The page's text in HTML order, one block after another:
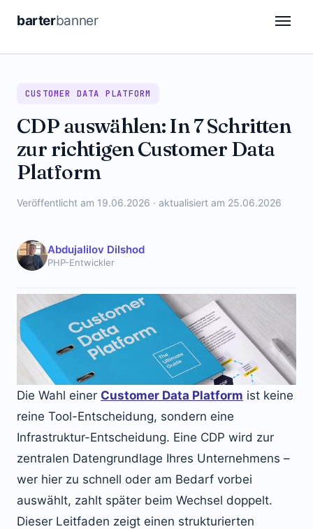
barterbanner
DSP
Attribution
Automation
Retail Media
DE
CUSTOMER DATA PLATFORM
CDP auswählen: In 7 Schritten
zur richtigen Customer Data
Platform
Veröffentlicht am 19.06.2026 · aktualisiert am 25.06.2026
Abdujalilov Dilshod
PHP-Entwickler
Die Wahl einer Customer Data Platform ist keine
reine Tool-Entscheidung, sondern eine
Infrastruktur-Entscheidung. Eine CDP wird zur
zentralen Datengrundlage Ihres Unternehmens –
wer hier zu schnell oder am Bedarf vorbei
auswählt, zahlt später beim Wechsel doppelt.
Dieser Leitfaden zeigt einen strukturierten